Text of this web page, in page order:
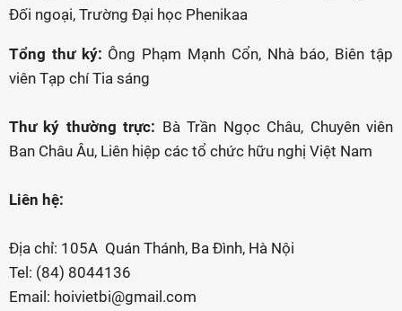
Đối ngoại, Trường Đại học Phenikaa
Tổng thư ký: Ông Phạm Mạnh Cổn, Nhà báo, Biên tập
viên Tạp chí Tia sáng
Thư ký thường trực: Bà Trần Ngọc Châu, Chuyên viên
Ban Châu Âu, Liên hiệp các tổ chức hữu nghị Việt Nam
Liên hệ:
Địa chỉ: 105A Quán Thánh, Ba Đình, Hà Nội
Tel: (84) 8044136
Email: hoivietbi@gmail.com